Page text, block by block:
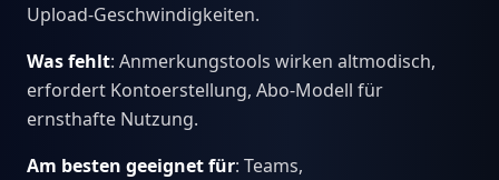
Upload-Geschwindigkeiten.
Was fehlt: Anmerkungstools wirken altmodisch,
erfordert Kontoerstellung, Abo-Modell für
ernsthafte Nutzung.
Am besten geeignet für: Teams,